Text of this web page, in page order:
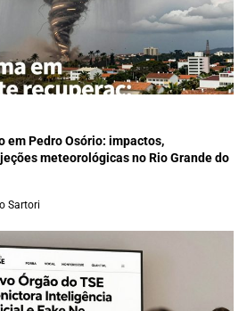
em Pedro Osório: impactos,
meteorológicas no Rio Grande do
Sartori